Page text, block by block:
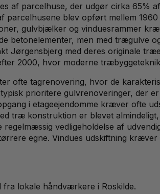
af parcelhuse, der udgør cirka 65%
parcelhusene blev opført mellem
gulvbjælker og vinduesrammer
betonelementer, men med trægulve
Jørgensbjerg med deres originale
2000, hvor moderne
ofte tagrenovering, hvor de
prioritere gulvrenoveringer, der
i etageejendomme kræver ofte
træ konstruktion er blevet
vedligeholdelse af
egne. Vindues udskiftning
fra lokale håndværkere i Roskilde.